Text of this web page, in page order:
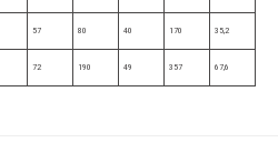
57 80 40 170 35,2
72 190 49 357 67,6